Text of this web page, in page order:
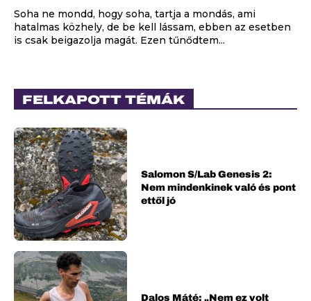
Soha ne mondd, hogy soha, tartja a mondás, ami
hatalmas közhely, de be kell lássam, ebben az esetben
is csak beigazolja magát. Ezen tűnődtem...
FELKAPOTT TÉMÁK
Salomon S/Lab Genesis 2:
Nem mindenkinek való és pont
ettől jó
Dalos Máté: „Nem ez volt